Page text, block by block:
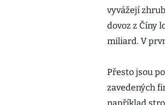
vyvážejí
dovoz z Číny
miliard. V
Přesto jsou
zavedených